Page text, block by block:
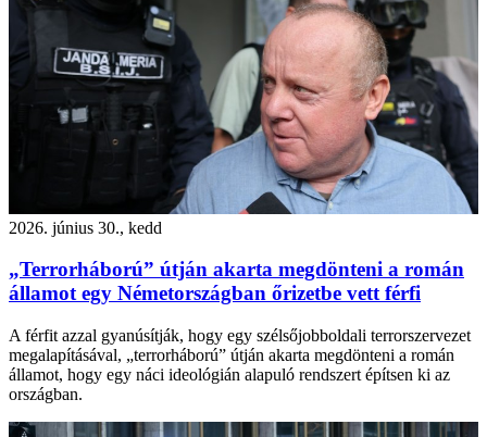
2026. június 30., kedd
„Terrorháború” útján akarta megdönteni a román
államot egy Németországban őrizetbe vett férfi
A férfit azzal gyanúsítják, hogy egy szélsőjobboldali terrorszervezet
megalapításával, „terrorháború” útján akarta megdönteni a román
államot, hogy egy náci ideológián alapuló rendszert építsen ki az
országban.